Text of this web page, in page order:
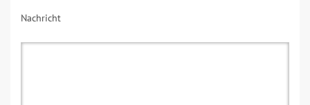
Nachricht